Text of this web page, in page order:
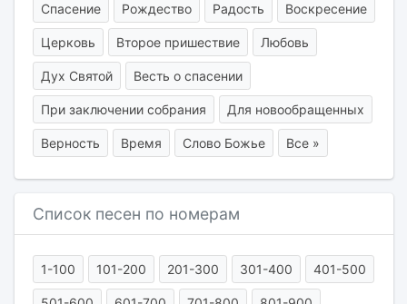
Спасение Рождество Радость Воскресение
Церковь Второе пришествие Любовь
Дух Святой Весть о спасении
При заключении собрания Для новообращенных
Верность Время Слово Божье Все »
Список песен по номерам
1-100 101-200 201-300 301-400 401-500